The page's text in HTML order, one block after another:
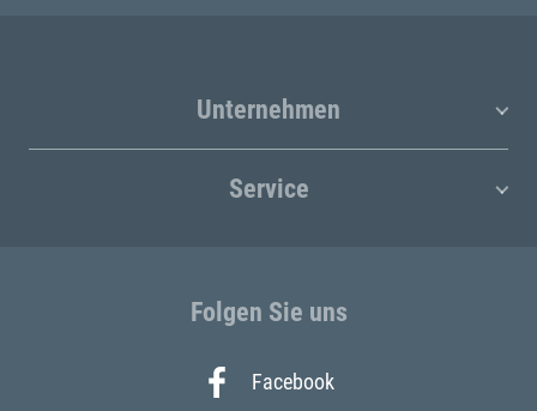
Unternehmen
Service
Folgen Sie uns
Facebook